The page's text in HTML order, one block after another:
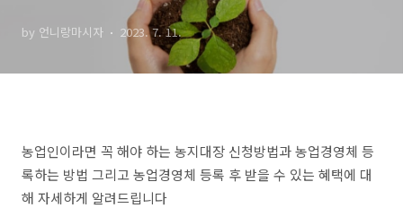
by 언니랑마시자 2023. 7. 11.
농업인이라면 꼭 해야 하는 농지대장 신청방법과 농업경영체 등
록하는 방법 그리고 농업경영체 등록 후 받을 수 있는 혜택에 대
해 자세하게 알려드립니다